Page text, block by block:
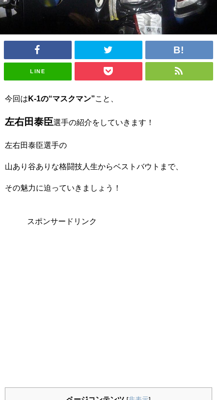
LINE
今回は K-1の“マスクマン” こと、
左右田泰臣選手の紹介をしていきます！
左右田泰臣選手の
山あり谷ありな格闘技人生からベストバウトまで、
その魅力に迫っていきましょう！
スポンサードリンク